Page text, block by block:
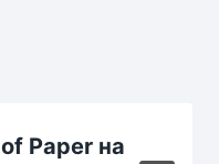
Paper на